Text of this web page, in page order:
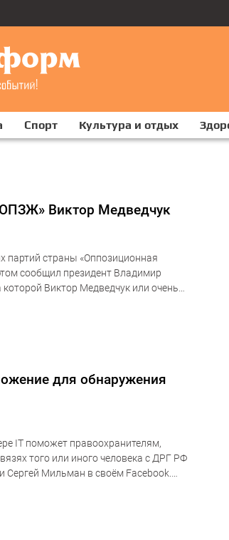
Спорт Культура и отдых
Виктор Медведчук
партий страны «Оппозиционная
сообщил президент Владимир
Виктор Медведчук или очень
для обнаружения
IT поможет правоохранителям,
того или иного человека с ДРГ РФ
Мильман в своём Facebook.